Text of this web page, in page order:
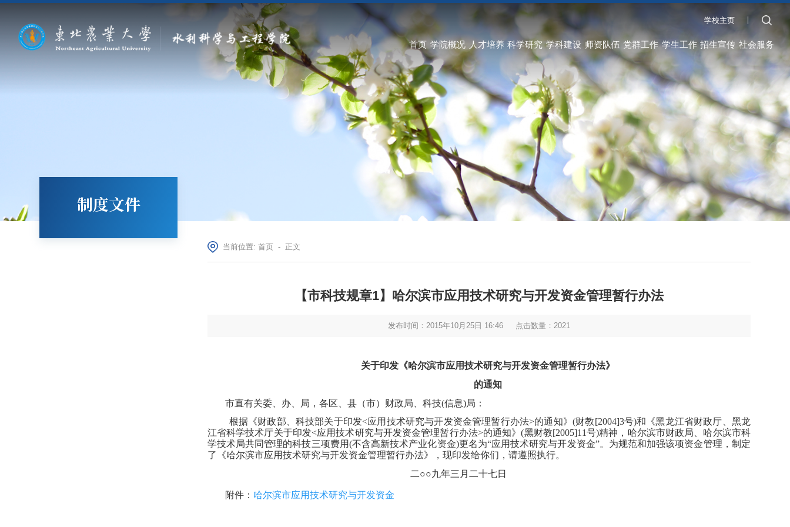
学校主页
首页 学院概况 人才培养 科学研究 学科建设 师资队伍 党群工作 学生工作 招生宣传 社会服务
制度文件
当前位置: 首页- 正文
【市科技规章1】哈尔滨市应用技术研究与开发资金管理暂行办法
发布时间：2015年10月25日 16:46 点击数量： 2021
关于印发《哈尔滨市应用技术研究与开发资金管理暂行办法》
的通知
市直有关委、办、局，各区、县（市）财政局、科技(信息)局：
根据《财政部、科技部关于印发<应用技术研究与开发资金管理暂行办法>的通知》 (财教[2004]3号)和《黑龙江省财政厅、黑龙
江省科学技术厅关于印发<应用技术研究与开发资金管理暂行办法>的通知》(黑财教[2005]11号)精神，哈尔滨市财政局、哈尔滨市科
学技术局共同管理的科技三项费用(不含高新技术产业化资金)更名为“应用技术研究与开发资金”。为规范和加强该项资金管理，制定
了《哈尔滨市应用技术研究与开发资金管理暂行办法》，现印发给你们，请遵照执行。
二○○九年三月二十七日
附件： 哈尔滨市应用技术研究与开发资金